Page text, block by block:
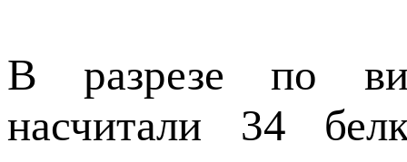
В разрезе по
насчитали 34